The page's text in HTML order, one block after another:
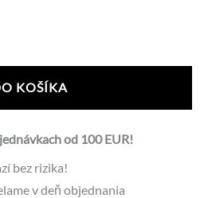
KOŠÍKA
od 100 EUR!
bez rizika!
v deň objednania